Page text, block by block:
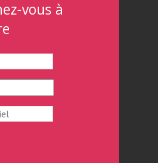
vous à